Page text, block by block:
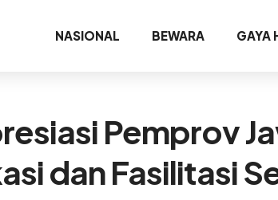
NASIONAL BEWARA GAYA
Pemprov
dan Fasilitasi